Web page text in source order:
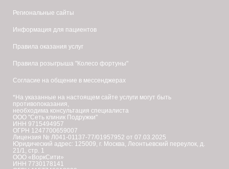
Региональные сайты
Информация для пациентов
Правила оказания услуг
Правила розыгрыша "Колесо фортуны"
Согласие на общение в мессенджерах
*На указанные на настоящем сайте услуги могут быть
противопоказания,
необходима консультация специалиста
ООО "Сеть клиник Подружки"
ИНН 9715494957
ОГРН 1247700659007
Лицензия № Л041-01137-77/01957952 от 07.03.2025
Юридический адрес: 125009, г. Москва, Леонтьевский переулок, д.
21/1, стр. 1
ООО «ВоркСити»
ИНН 7730178141